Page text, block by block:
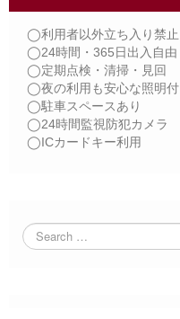
◯利用者以外立ち入り禁止
◯24時間・365日出入自由
◯定期点検・清掃・見回
◯夜の利用も安心な照明付
◯駐車スペースあり
◯24時間監視防犯カメラ
◯ICカードキー利用